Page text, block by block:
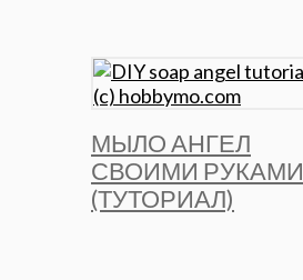
МЫЛО АНГЕЛ
СВОИМИ РУКАМИ
(ТУТОРИАЛ)